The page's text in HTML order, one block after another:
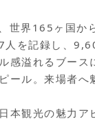
世界165ヶ国か
を記録し、
感溢れるブース
ール。来場者へ
本観光の魅力ア